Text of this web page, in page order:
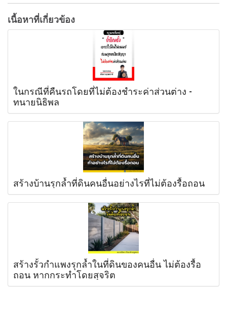
เนื้อหาที่เกี่ยวข้อง
ในกรณีที่คืนรถโดยที่ไม่ต้องชำระค่าส่วนต่าง -
ทนายนิธิพล
สร้างบ้านรุกล้ำที่ดินคนอื่นอย่างไรที่ไม่ต้องรื้อถอน
สร้างรั้วกำแพงรุกล้ำในที่ดินของคนอื่น ไม่ต้องรื้อ
ถอน หากกระทำโดยสุจริต